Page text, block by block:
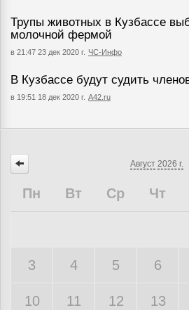
Трупы животных в Кузбассе
молочной фермой
в 21:47 23 дек 2020 г. ЧС-Инфо
В Кузбассе будут судить
в 19:51 18 дек 2020 г. A42.ru
Август 2026 г.
Пн Вт Ср Чт
3 4 5 6
10 11 12 13